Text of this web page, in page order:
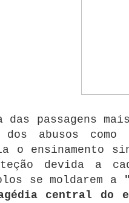
das passagens
abusos
o ensinamento
devida a
se moldarem a
central do